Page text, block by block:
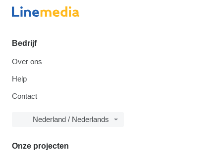
Bedrijf
Over ons
Help
Contact
Nederland / Nederlands
Onze projecten